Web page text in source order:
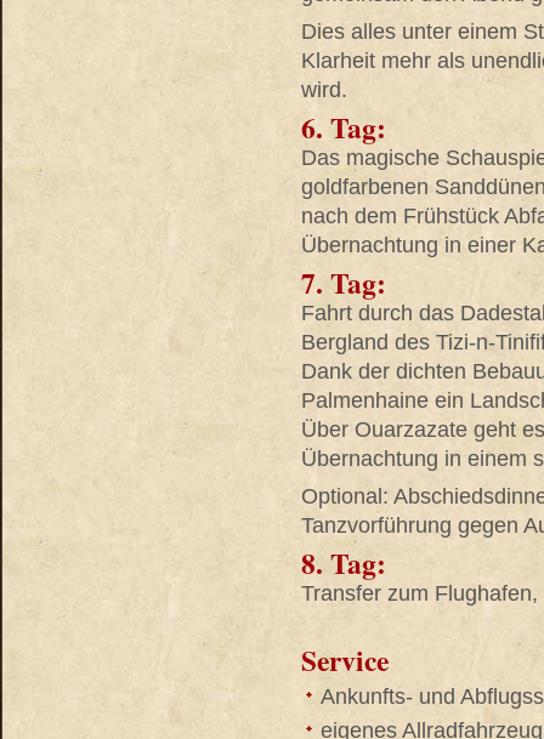
Dies alles unter einem
Klarheit mehr als
wird.
6. Tag:
Das magische
goldfarbenen
nach dem Frühstück
Übernachtung in einer
7. Tag:
Fahrt durch das
Bergland des Tizi-n-
Dank der dichten
Palmenhaine ein
Über Ouarzazate geht
Übernachtung in einem
Optional:
Tanzvorführung gegen
8. Tag:
Transfer zum
Service
Ankunfts- und
eigenes